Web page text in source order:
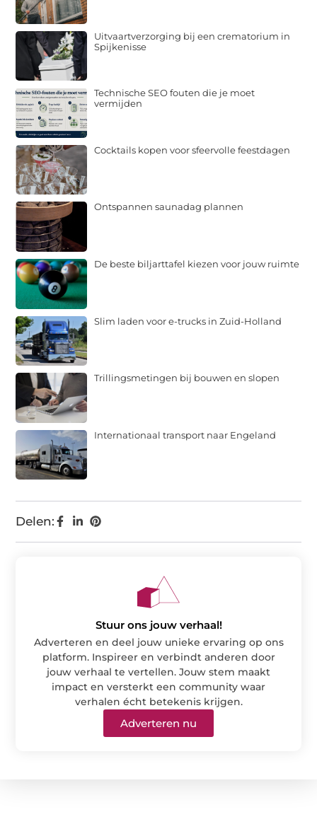
Delen:
Uitvaartverzorging bij een crematorium in
Spijkenisse
Technische SEO fouten die je moet
vermijden
Cocktails kopen voor sfeervolle feestdagen
Ontspannen saunadag plannen
De beste biljarttafel kiezen voor jouw ruimte
Slim laden voor e-trucks in Zuid-Holland
Trillingsmetingen bij bouwen en slopen
Internationaal transport naar Engeland
Stuur ons jouw verhaal!
Adverteren en deel jouw unieke ervaring op ons
platform. Inspireer en verbindt anderen door
jouw verhaal te vertellen. Jouw stem maakt
impact en versterkt een community waar
verhalen écht betekenis krijgen.
Adverteren nu